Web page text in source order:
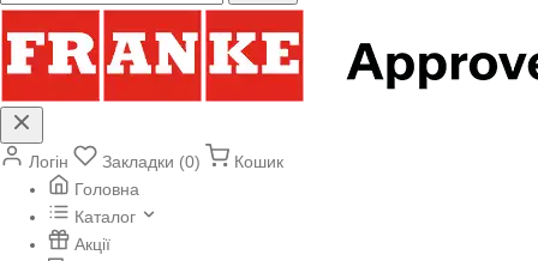
Логін Закладки (0)
Кошик
Головна
Каталог
Акції